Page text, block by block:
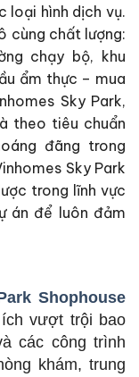
loại hình dịch vụ.
cùng chất lượng:
chạy bộ, khu
ẩm thực – mua
Sky Park,
theo tiêu chuẩn
đãng trong
Sky Park
trong lĩnh vực
án để luôn đảm
Shophouse
vượt trội bao
các công trình
khám, trung